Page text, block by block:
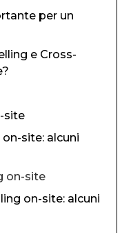
per un
e Cross-
site
site: alcuni
on-site
on-site: alcuni